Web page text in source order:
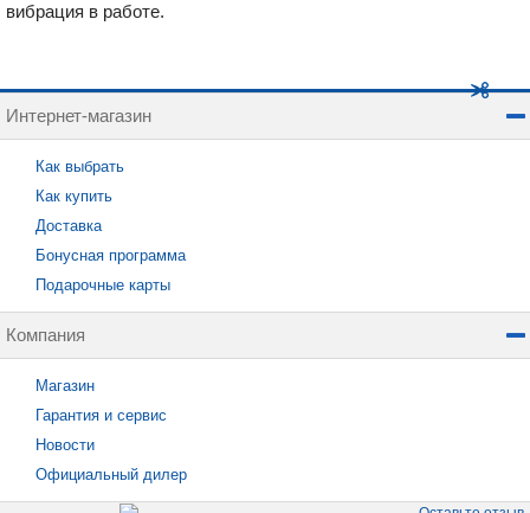
вибрация в работе.
Интернет-магазин
Как выбрать
Как купить
Доставка
Бонусная программа
Подарочные карты
Компания
Магазин
Гарантия и сервис
Новости
Официальный дилер